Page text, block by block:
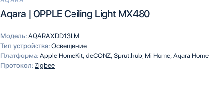
Aqara | OPPLE Ceiling Light MX480
Модель:AQARAXDD13LM
Тип устройства:Освещение
Платформа:Apple HomeKitdeCONZSprut.hub Mi HomeAqara Home
Протокол: Zigbee